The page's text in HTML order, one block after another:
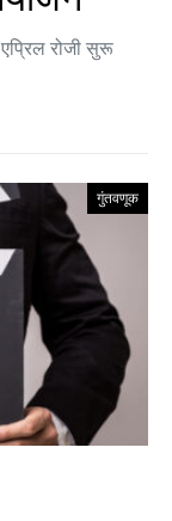
रोजी सुरू
गुंतवणूक